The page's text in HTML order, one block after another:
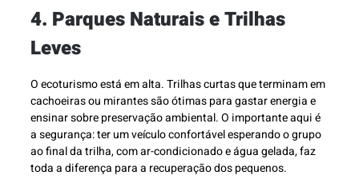
4. Parques Naturais e Trilhas
Leves
O ecoturismo está em alta. Trilhas curtas que terminam em
cachoeiras ou mirantes são ótimas para gastar energia e
ensinar sobre preservação ambiental. O importante aqui é
a segurança: ter um veículo confortável esperando o grupo
ao final da trilha, com ar-condicionado e água gelada, faz
toda a diferença para a recuperação dos pequenos.